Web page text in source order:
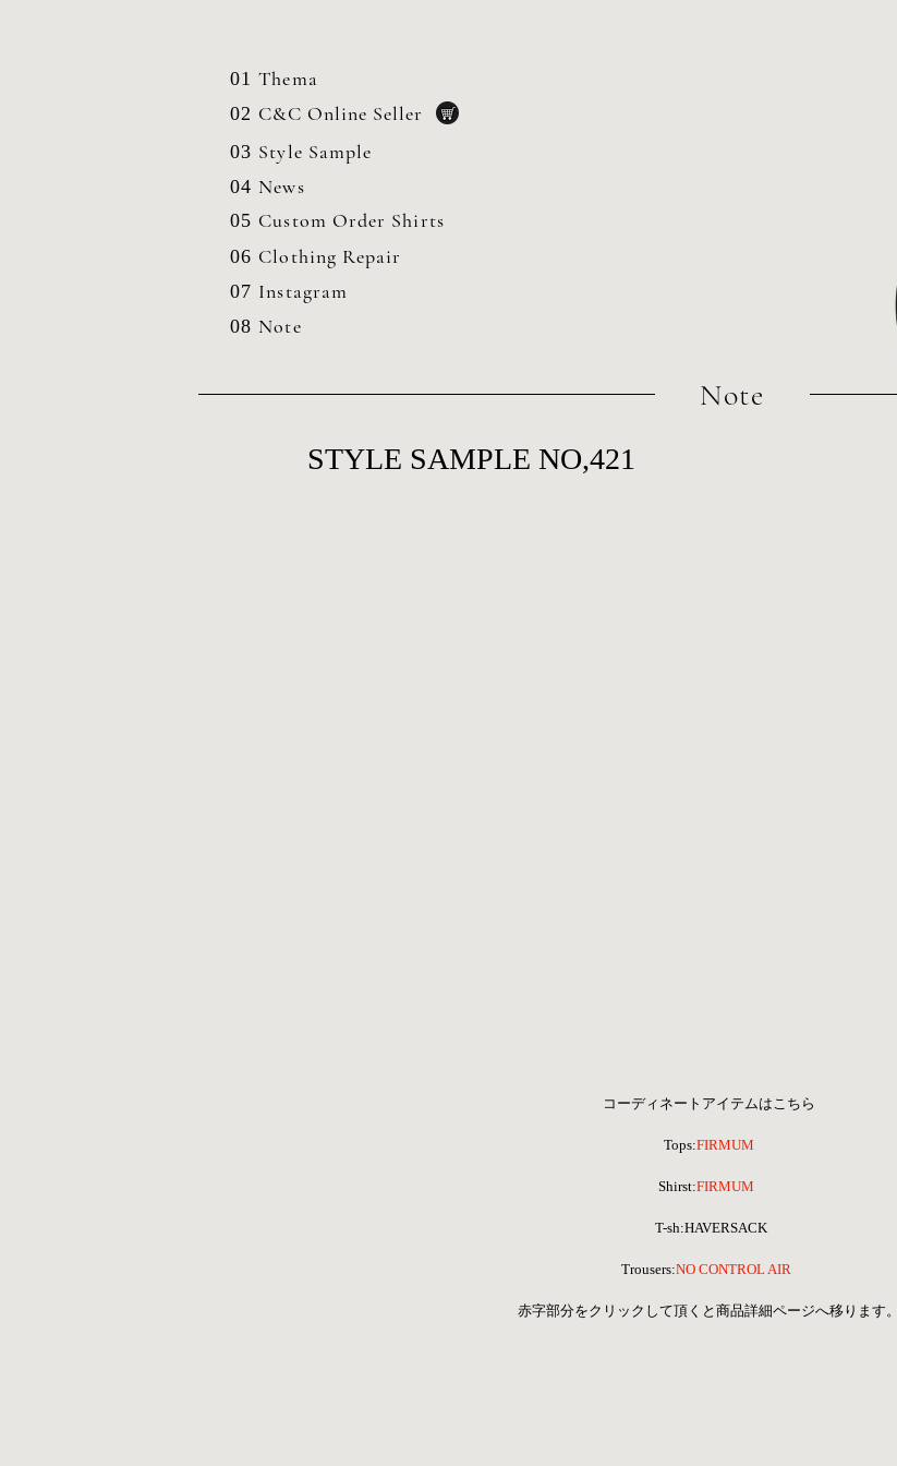
01 Thema
02 C&C Online Seller
03 Style Sample
04 News
05 Custom Order Shirts
06 Clothing Repair
07 Instagram
08 Note
​Note
STYLE SAMPLE NO,421
コーディネートアイテムはこちら
Tops:FIRMUM
Shirst:FIRMUM
T-sh:HAVERSACK
Trousers:NO CONTROL AIR
赤字部分をクリックして頂くと商品詳細ページへ移ります。